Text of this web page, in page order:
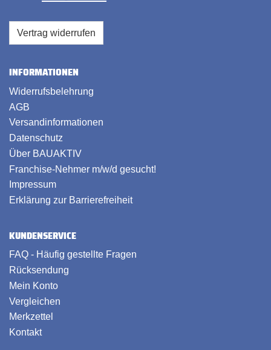
Vertrag widerrufen
INFORMATIONEN
Widerrufsbelehrung
AGB
Versandinformationen
Datenschutz
Über BAUAKTIV
Franchise-Nehmer m/w/d gesucht!
Impressum
Erklärung zur Barrierefreiheit
KUNDENSERVICE
FAQ - Häufig gestellte Fragen
Rücksendung
Mein Konto
Vergleichen
Merkzettel
Kontakt